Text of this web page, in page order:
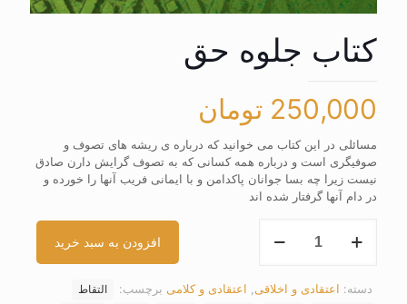
کتاب جلوه حق
250,000 تومان
مسائلی در این کتاب می خوانید که درباره ی ریشه های تصوف و
صوفیگری است و درباره همه کسانی که به تصوف گرایش دارن صادق
نیست زیرا چه بسا جوانان پاکدامن و با ایمانی فریب آنها را خورده و
در دام آنها گرفتار شده اند
جلوه
افزودن به سبد خرید
دسته: اعتقادی و اخلاقی اعتقادی و کلامی برچسب:
التقاط